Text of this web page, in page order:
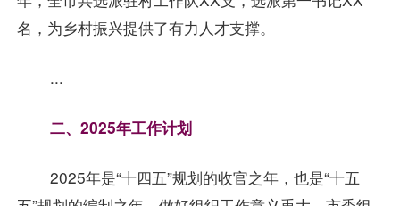
名，为乡村振兴提供了有力人才支撑。
...
二、2025年工作计划
2025年是“十四五”规划的收官之年，也是“十五